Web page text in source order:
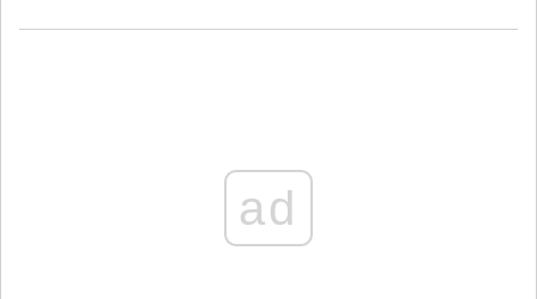
ad